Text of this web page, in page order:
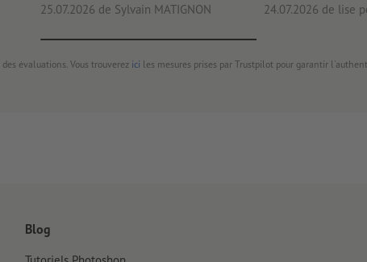
25.07.2026 de Sylvain MATIGNON 24.07.2026 de lise
évaluations. Vous trouverez ici les mesures prises par Trustpilot pour garantir
Blog